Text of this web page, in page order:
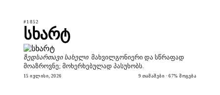
#1852
სხარტ
ზედსართავი სახელი მახვილგონიერი და სწრაფად
მოაზროვნე; მოხერხებულად პასუხობს.
15 ᲘᲕᲚᲘᲡᲘ, 2026 9 ᲗᲐᲛᲐᲨᲔᲑᲘ · 67% ᲛᲝᲒᲔᲑᲐ